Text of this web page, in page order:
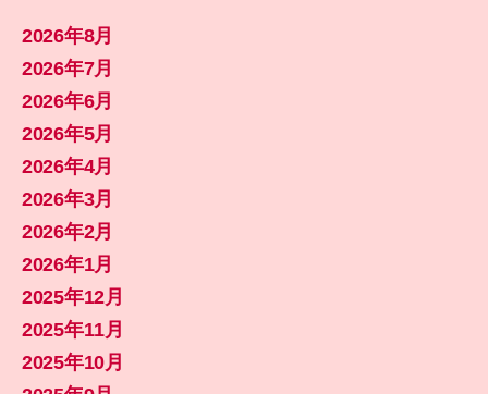
2026年8月
2026年7月
2026年6月
2026年5月
2026年4月
2026年3月
2026年2月
2026年1月
2025年12月
2025年11月
2025年10月